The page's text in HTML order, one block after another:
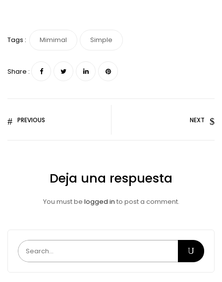
Tags : Mimimal Simple
Share :
PREVIOUS NEXT
Deja una respuesta
You must be logged in to post a comment.